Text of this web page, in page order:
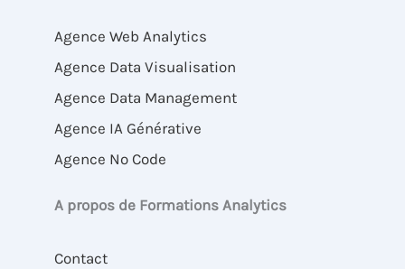
Agence Web Analytics
Agence Data Visualisation
Agence Data Management
Agence IA Générative
Agence No Code
A propos de Formations Analytics
Contact